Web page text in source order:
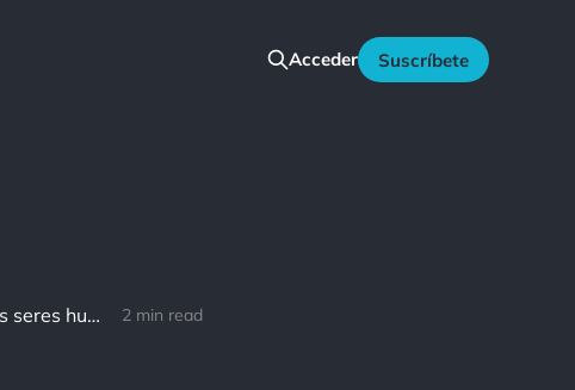
Acceder Suscríbete
William James: El gran descubrimiento de mi generación es que los seres humanos pueden cambiar sus vidas cambiando su actitudes mentales. 2 min read